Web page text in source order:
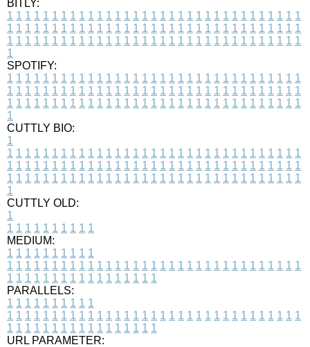
BITLY:
1 1 1 1 1 1 1 1 1 1 1 1 1 1 1 1 1 1 1 1 1 1 1 1 1 1 1 1 1 1 1 1 1
1 1 1 1 1 1 1 1 1 1 1 1 1 1 1 1 1 1 1 1 1 1 1 1 1 1 1 1 1 1 1 1 1
1 1 1 1 1 1 1 1 1 1 1 1 1 1 1 1 1 1 1 1 1 1 1 1 1 1 1 1 1 1 1 1 1
1
SPOTIFY:
1 1 1 1 1 1 1 1 1 1 1 1 1 1 1 1 1 1 1 1 1 1 1 1 1 1 1 1 1 1 1 1 1
1 1 1 1 1 1 1 1 1 1 1 1 1 1 1 1 1 1 1 1 1 1 1 1 1 1 1 1 1 1 1 1 1
1 1 1 1 1 1 1 1 1 1 1 1 1 1 1 1 1 1 1 1 1 1 1 1 1 1 1 1 1 1 1 1 1
1
CUTTLY BIO:
1
1 1 1 1 1 1 1 1 1 1 1 1 1 1 1 1 1 1 1 1 1 1 1 1 1 1 1 1 1 1 1 1 1
1 1 1 1 1 1 1 1 1 1 1 1 1 1 1 1 1 1 1 1 1 1 1 1 1 1 1 1 1 1 1 1 1
1 1 1 1 1 1 1 1 1 1 1 1 1 1 1 1 1 1 1 1 1 1 1 1 1 1 1 1 1 1 1 1 1
1
CUTTLY OLD:
1
1 1 1 1 1 1 1 1 1 1
MEDIUM:
1 1 1 1 1 1 1 1 1 1
1 1 1 1 1 1 1 1 1 1 1 1 1 1 1 1 1 1 1 1 1 1 1 1 1 1 1 1 1 1 1 1 1
1 1 1 1 1 1 1 1 1 1 1 1 1 1 1 1 1
PARALLELS:
1 1 1 1 1 1 1 1 1 1
1 1 1 1 1 1 1 1 1 1 1 1 1 1 1 1 1 1 1 1 1 1 1 1 1 1 1 1 1 1 1 1 1
1 1 1 1 1 1 1 1 1 1 1 1 1 1 1 1 1
URL PARAMETER: